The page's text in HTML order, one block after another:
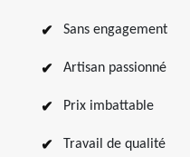
Sans engagement
Artisan passionné
Prix imbattable
Travail de qualité